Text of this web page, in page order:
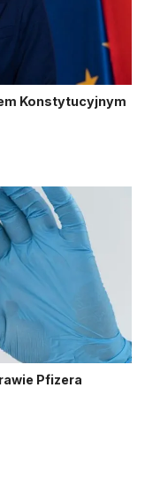
Konstytucyjnym
Pfizera